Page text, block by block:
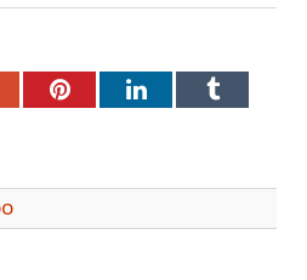
PinterestLinkedInTumblr